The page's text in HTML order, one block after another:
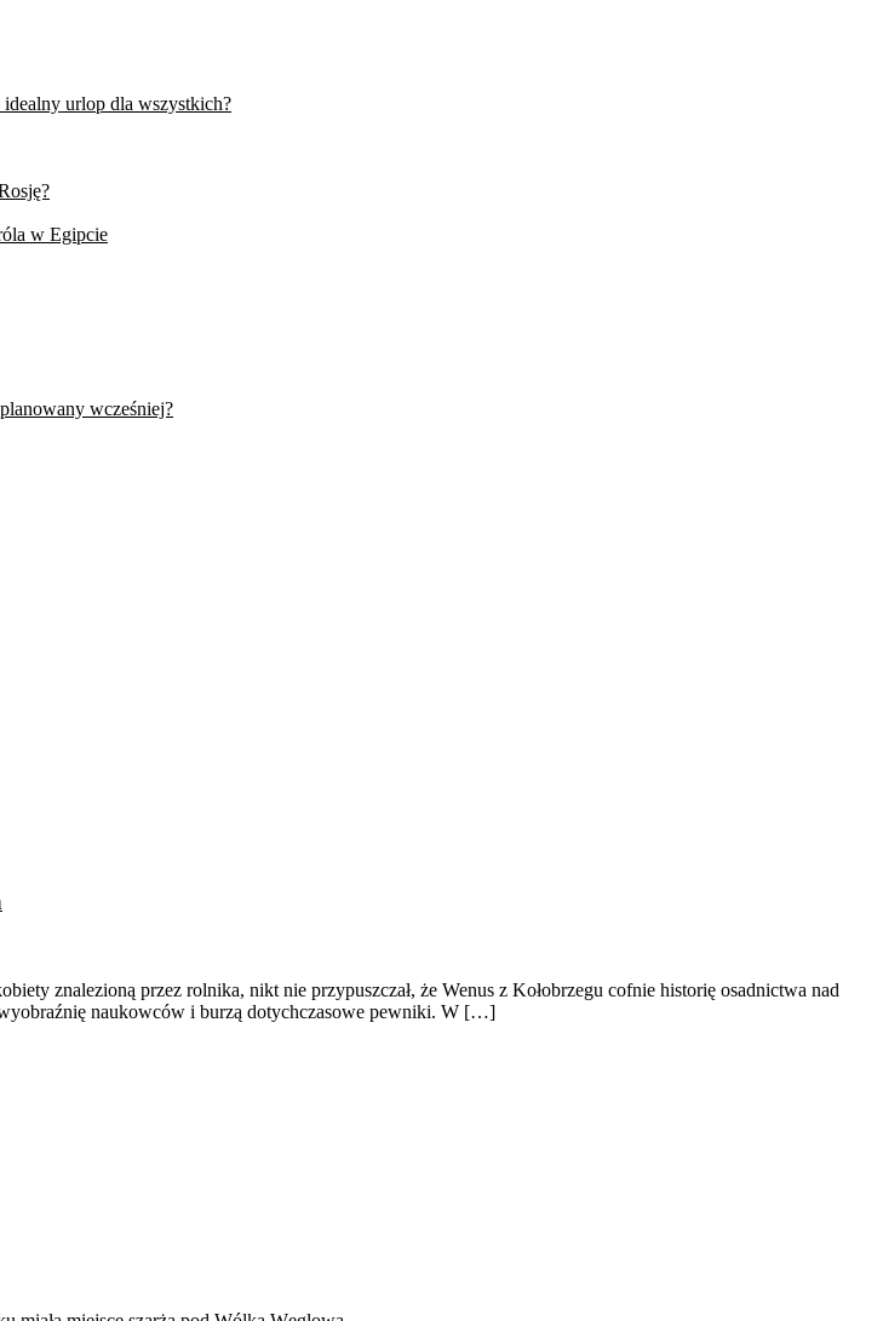
urlop dla wszystkich?
w Egipcie
wcześniej?
znalezioną przez rolnika, nikt nie przypuszczał, że Wenus z Kołobrzegu cofnie historię osadnictwa nad
naukowców i burzą dotychczasowe pewniki. W […]